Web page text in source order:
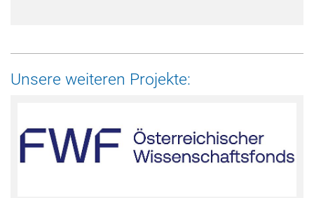
Unsere weiteren Projekte: